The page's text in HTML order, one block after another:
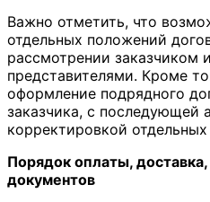
Важно отметить, что
отдельных положений
рассмотрении заказчиком
представителями. Кроме
оформление подрядного
заказчика, с последующей
корректировкой
Порядок оплаты,
документов